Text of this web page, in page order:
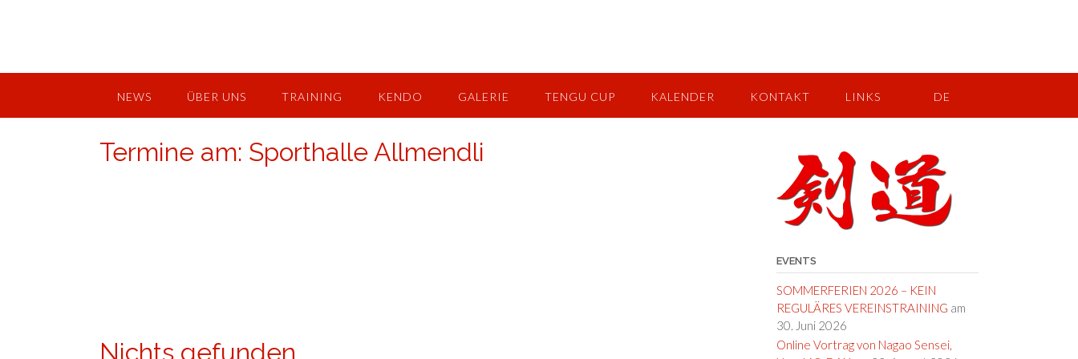
NEWS ÜBER UNS TRAINING KENDO GALERIE TENGU CUP KALENDER KONTAKT LINKS DE
Termine am: Sporthalle Allmendli
Nichts gefunden
EVENTS
SOMMERFERIEN 2026 – KEIN
REGULÄRES VEREINSTRAINING am
30. Juni 2026
Online Vortrag von Nagao Sensei,